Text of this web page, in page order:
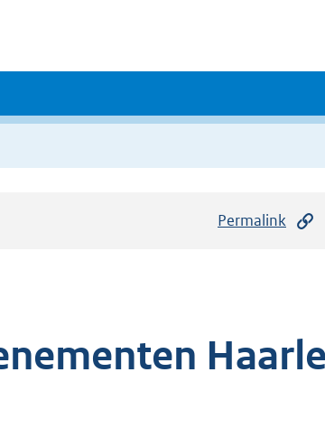
Permalink